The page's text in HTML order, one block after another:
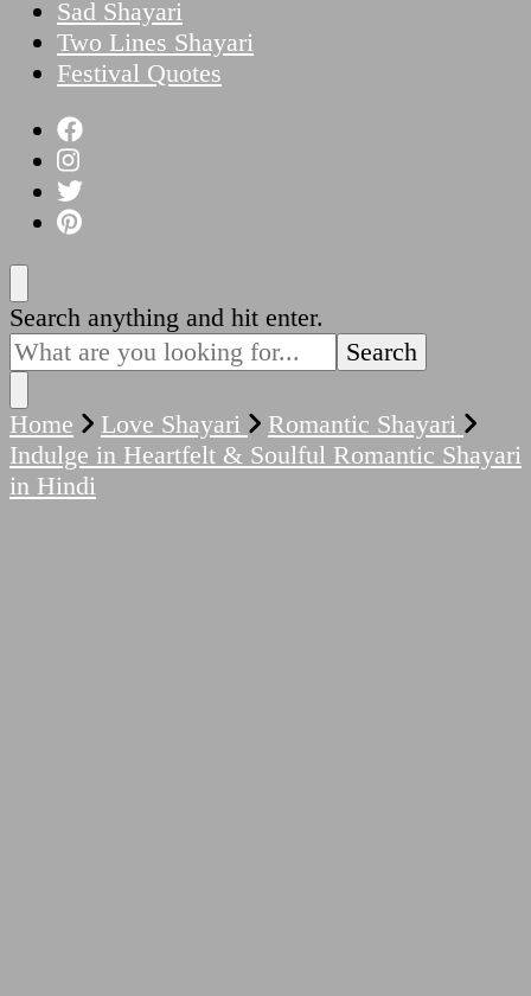
Sad Shayari
Two Lines Shayari
Festival Quotes
Looking
for
Something?
Search anything and hit enter.
Home Love Shayari
Romantic Shayari
Indulge in Heartfelt & Soulful Romantic Shayari
in Hindi